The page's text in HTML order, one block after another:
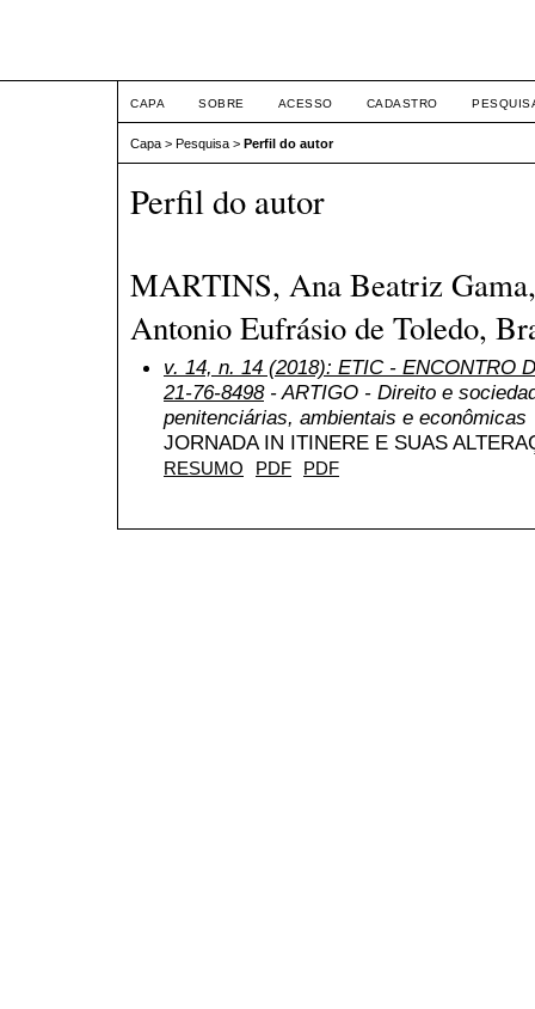
CAPA SOBRE ACESSO CADASTRO
Capa > Pesquisa > Perfil do autor
Perfil do autor
MARTINS, Ana Beatriz
Antonio Eufrásio de Toledo,
v. 14, n. 14 (2018): ETIC - ENCONTRO
21-76-8498- ARTIGO - Direito e
penitenciárias, ambientais e econômicas
JORNADA IN ITINERE E SUAS
RESUMO PDF PDF